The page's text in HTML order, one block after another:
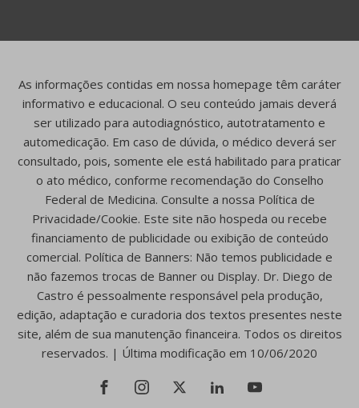
As informações contidas em nossa homepage têm caráter
informativo e educacional. O seu conteúdo jamais deverá
ser utilizado para autodiagnóstico, autotratamento e
automedicação. Em caso de dúvida, o médico deverá ser
consultado, pois, somente ele está habilitado para praticar
o ato médico, conforme recomendação do Conselho
Federal de Medicina. Consulte a nossa Política de
Privacidade/Cookie. Este site não hospeda ou recebe
financiamento de publicidade ou exibição de conteúdo
comercial. Política de Banners: Não temos publicidade e
não fazemos trocas de Banner ou Display. Dr. Diego de
Castro é pessoalmente responsável pela produção,
edição, adaptação e curadoria dos textos presentes neste
site, além de sua manutenção financeira. Todos os direitos
reservados. | Última modificação em 10/06/2020